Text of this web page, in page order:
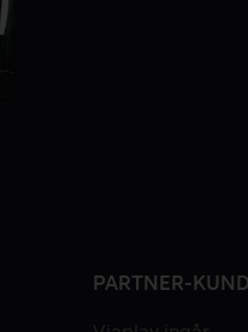
PARTNER-